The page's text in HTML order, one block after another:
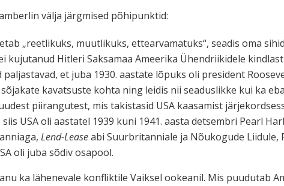
välja järgmised põhipunktid:
„reetlikuks, muutlikuks, ettearvamatuks“, seadis oma
kujutanud Hitleri Saksamaa Ameerika Ühendriikidele
et juba 1930. aastate lõpuks oli president
kavatsuste kohta ning leidis nii seaduslikke kui ka
piirangutest, mis takistasid USA kaasamist
USA oli aastatel 1939 kuni 1941. aasta detsembri Pearl
Lend-Leaseabi Suurbritanniale ja Nõukogude Liidule,
oli juba sõdiv osapool.
ka lähenevale konfliktile Vaiksel ookeanil. Mis puudutab